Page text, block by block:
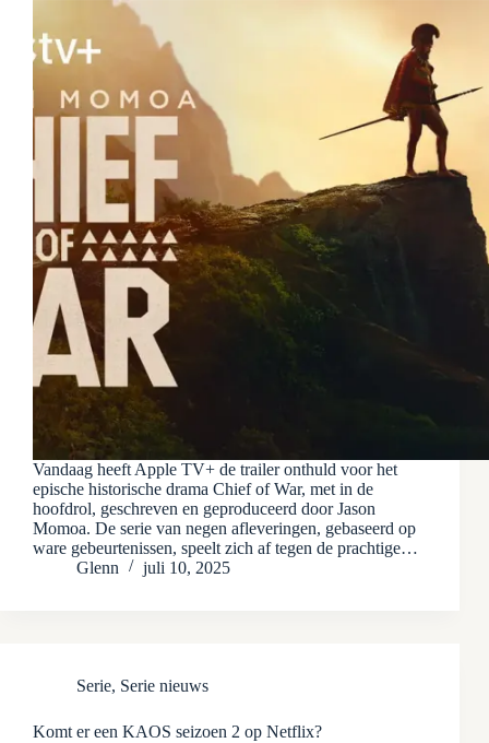
Vandaag heeft Apple TV+ de trailer onthuld voor het
epische historische drama Chief of War, met in de
hoofdrol, geschreven en geproduceerd door Jason
Momoa. De serie van negen afleveringen, gebaseerd op
ware gebeurtenissen, speelt zich af tegen de prachtige…
Glenn
juli 10, 2025
Serie, Serie nieuws
Komt er een KAOS seizoen 2 op Netflix?